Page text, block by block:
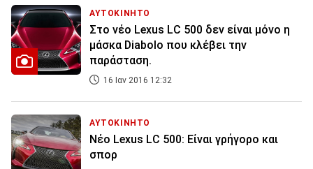
ΑΥΤΟΚΙΝΗΤΟ
Στο νέο Lexus LC 500 δεν είναι μόνο η
μάσκα Diabolo που κλέβει την
παράσταση.
16 Ιαν 2016 12:32
ΑΥΤΟΚΙΝΗΤΟ
Νέο Lexus LC 500: Είναι γρήγορο και
σπορ